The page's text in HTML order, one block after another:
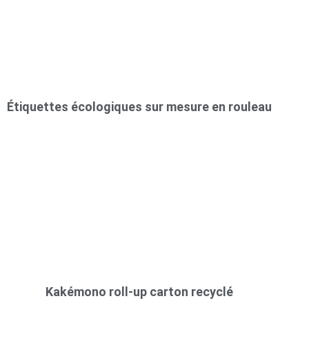
Étiquettes écologiques sur mesure en rouleau
Kakémono roll-up carton recyclé